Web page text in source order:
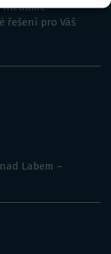
hledáme
řešení pro Váš
Labem –